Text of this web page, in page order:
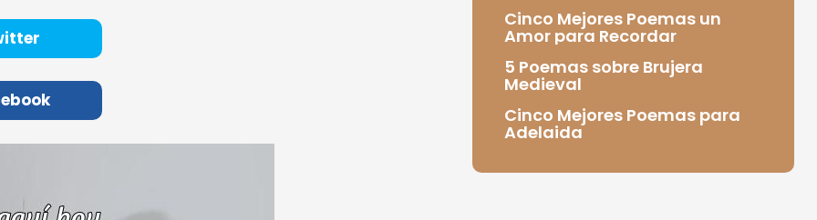
Cinco Mejores Poemas un
Amor para Recordar
5 Poemas sobre Brujera
Medieval
Cinco Mejores Poemas para
Adelaida